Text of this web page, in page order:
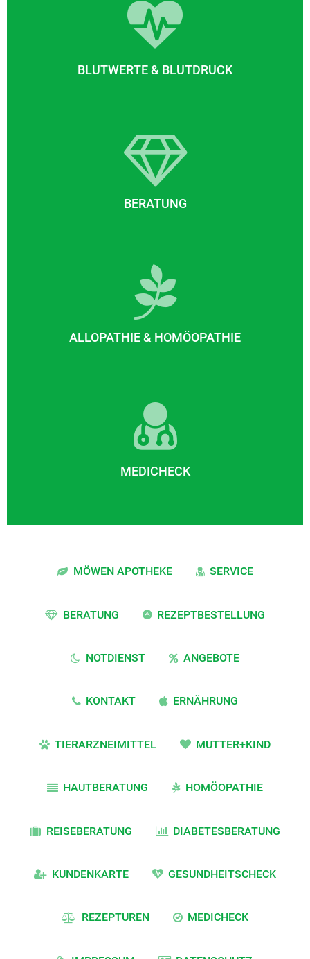
BLUTWERTE & BLUTDRUCK
BERATUNG
ALLOPATHIE & HOMÖOPATHIE
MEDICHECK
MÖWEN APOTHEKE SERVICE
BERATUNG REZEPTBESTELLUNG
NOTDIENST ANGEBOTE
KONTAKT ERNÄHRUNG
TIERARZNEIMITTEL MUTTER+KIND
HAUTBERATUNG HOMÖOPATHIE
REISEBERATUNG DIABETESBERATUNG
KUNDENKARTE GESUNDHEITSCHECK
REZEPTUREN MEDICHECK